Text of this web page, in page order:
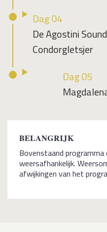
Dag 04
De Agostini
Condorgletsjer
Dag 05
BELANGRIJK
Bovenstaand programma
weersafhankelijk.
afwijkingen van het